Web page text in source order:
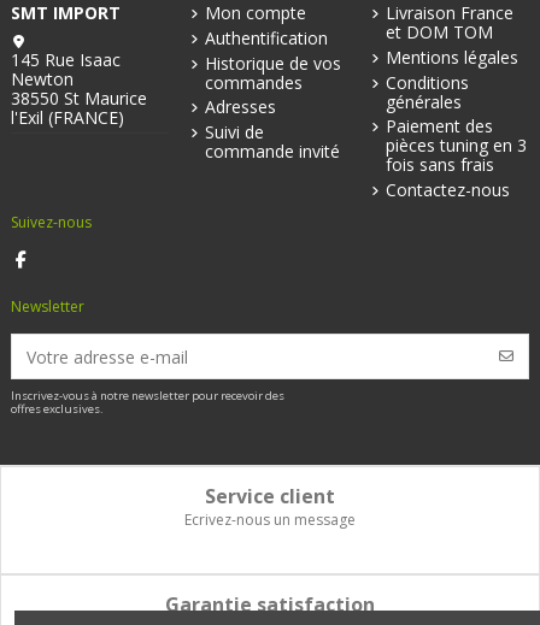
SMT IMPORT
145 Rue Isaac
Newton
38550 St Maurice
l'Exil (FRANCE)
Mon compte
Authentification
Historique de vos
commandes
Adresses
Suivi de
commande invité
Livraison France
et DOM TOM
Mentions légales
Conditions
générales
Paiement des
pièces tuning en 3
fois sans frais
Contactez-nous
Suivez-nous
Newsletter
Inscrivez-vous à notre newsletter pour recevoir des
offres exclusives.
Service client
Ecrivez-nous un message
Garantie satisfaction